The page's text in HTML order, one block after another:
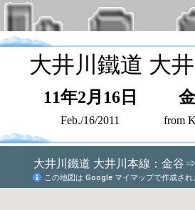
大井川鐵道 大
11年2月16日
Feb./16/2011 from